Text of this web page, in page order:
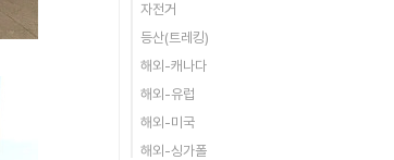
자전거
등산(트레킹)
해외-캐나다
해외-유럽
해외-미국
해외-싱가폴